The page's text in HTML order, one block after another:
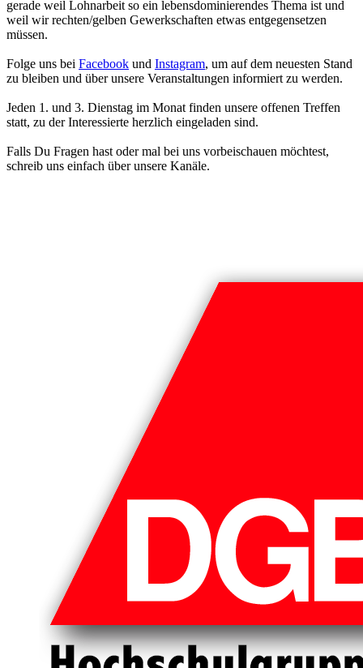
gerade weil Lohnarbeit so ein lebensdominierendes Thema ist und
weil wir rechten/gelben Gewerkschaften etwas entgegensetzen
müssen.
Folge uns bei Facebook und Instagram, um auf dem neuesten Stand
zu bleiben und über unsere Veranstaltungen informiert zu werden.
Jeden 1. und 3. Dienstag im Monat finden unsere offenen Treffen
statt, zu der Interessierte herzlich eingeladen sind.
Falls Du Fragen hast oder mal bei uns vorbeischauen möchtest,
schreib uns einfach über unsere Kanäle.